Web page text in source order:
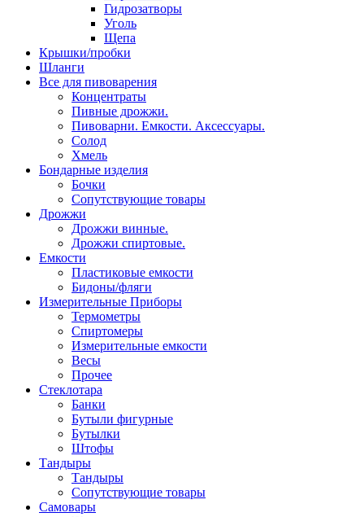
Гидрозатворы
Уголь
Щепа
Крышки/пробки
Шланги
Все для пивоварения
Концентраты
Пивные дрожжи.
Пивоварни. Емкости. Аксессуары.
Солод
Хмель
Бондарные изделия
Бочки
Сопутствующие товары
Дрожжи
Дрожжи винные.
Дрожжи спиртовые.
Емкости
Пластиковые емкости
Бидоны/фляги
Измерительные Приборы
Термометры
Спиртомеры
Измерительные емкости
Весы
Прочее
Стеклотара
Банки
Бутыли фигурные
Бутылки
Штофы
Тандыры
Тандыры
Сопутствующие товары
Самовары